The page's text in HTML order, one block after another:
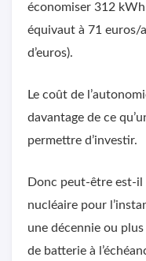
économiser 312 kWh
équivaut à 71 euros/
d’euros).
Le coût de
davantage de ce
permettre d’investir.
Donc peut-être est-il
nucléaire pour
une décennie ou
de batterie à